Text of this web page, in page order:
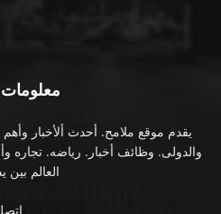
معلومات
يقدم موقع ملامح. أحدث ألأخبار
والدولى. وظائف أخبار. رياضه. تجاره
العالم بين